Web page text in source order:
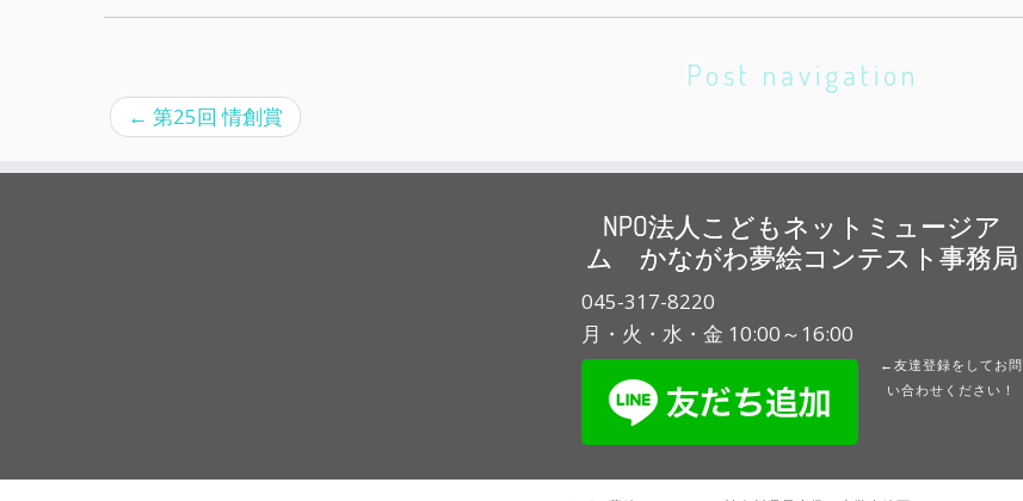
Post navigation
← 第25回 情創賞
NPO法人こどもネットミュージア
ム かながわ夢絵コンテスト事務局
045-317-8220
月・火・水・金 10:00～16:00
←友達登録をしてお問
い合わせください！